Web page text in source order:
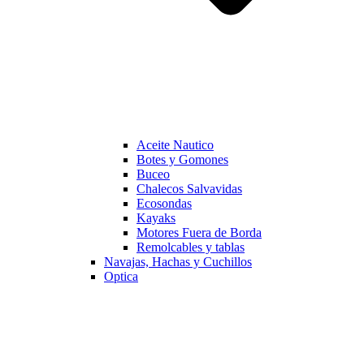
Aceite Nautico
Botes y Gomones
Buceo
Chalecos Salvavidas
Ecosondas
Kayaks
Motores Fuera de Borda
Remolcables y tablas
Navajas, Hachas y Cuchillos
Optica